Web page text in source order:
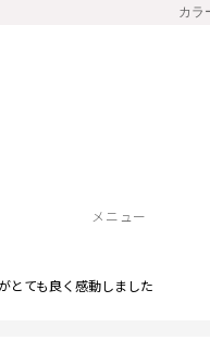
カラ
メニュー
とても良く感動しました